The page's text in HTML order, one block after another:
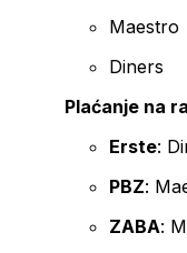
Maestro
Diners
Plaćanje na
Erste:
PBZ:
ZABA: